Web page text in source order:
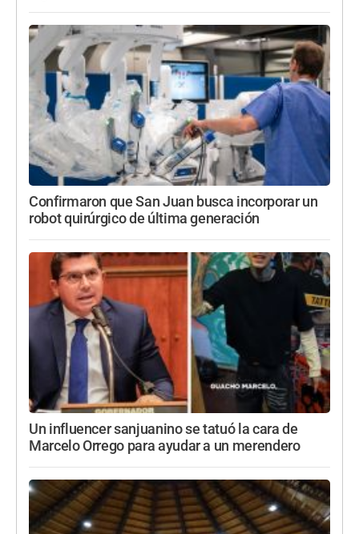
Confirmaron que San Juan busca incorporar un
robot quirúrgico de última generación
Un influencer sanjuanino se tatuó la cara de
Marcelo Orrego para ayudar a un merendero